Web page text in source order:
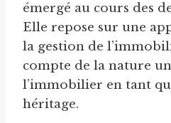
émergé au cours des
Elle repose sur une
la gestion de
compte de la nature
l’immobilier en tant
héritage.